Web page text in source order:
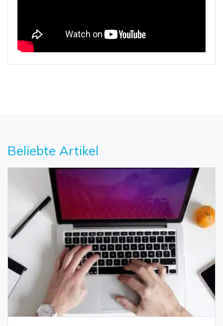
Beliebte Artikel